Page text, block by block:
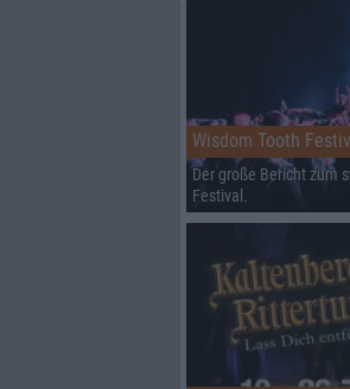
Wisdom Tooth
Der große Bericht zum
Festival.